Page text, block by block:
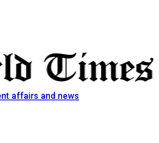
affairs and news